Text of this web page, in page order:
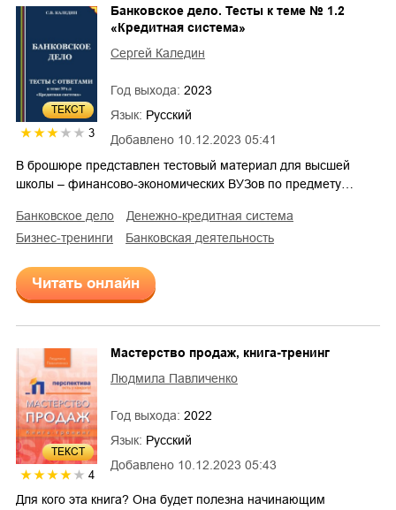
ТЕКСТ
3 Добавлено 10.12.2023 05:41
Банковское дело. Тесты к теме № 1.2
«Кредитная система»
Сергей Каледин
Год выхода: 2023
Язык: Русский
В брошюре представлен тестовый материал для высшей
школы – финансово-экономических ВУЗов по предмету…
банковское дело
денежно-кредитная система
бизнес-тренинги
банковская деятельность
Читать онлайн
ТЕКСТ
4
Добавлено 10.12.2023 05:43
Мастерство продаж, книга-тренинг
Людмила Павличенко
Год выхода: 2022
Язык: Русский
Для кого эта книга? Она будет полезна начинающим